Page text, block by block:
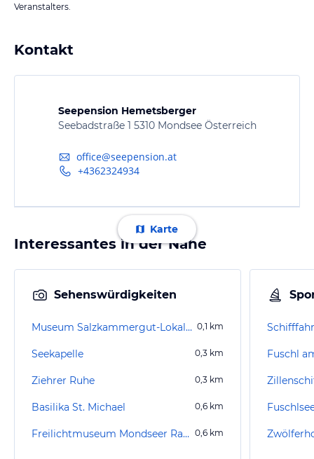
Veranstalters.
Kontakt
Seepension Hemetsberger
Seebadstraße 1 5310 Mondsee Österreich
office@seepension.at
+4362324934
Karte
Interessantes in der Nähe
Sehenswürdigkeiten
Museum Salzkammergut-Lokalbahn 0,1 km
Seekapelle 0,3 km
Ziehrer Ruhe 0,3 km
Basilika St. Michael 0,6 km
Freilichtmuseum Mondseer Rauchhaus 0,6 km
Fuschl